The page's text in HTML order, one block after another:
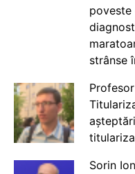
poveste
strânse
Sorin